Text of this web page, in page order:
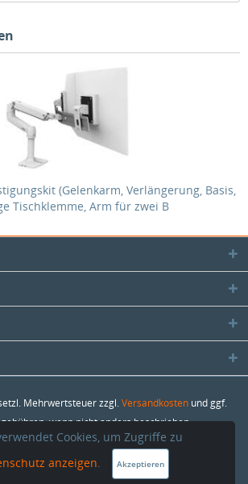
(Gelenkarm, Verlängerung, Basis,
Tischklemme, Arm für zwei B
Mehrwertsteuer zzgl.Versandkosten und ggf.
wenn nicht anders beschrieben
- SAMbase GmbH - Alle Rechte
vorbehalten
Cookies, um Zugriffe zu
anzeigen. Akzeptieren